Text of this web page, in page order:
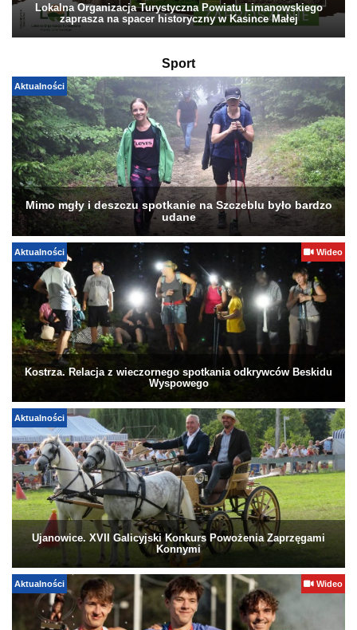
Lokalna Organizacja Turystyczna Powiatu Limanowskiego
zaprasza na spacer historyczny w Kasince Małej
Sport
Aktualności
Mimo mgły i deszczu spotkanie na Szczeblu było bardzo
udane
Aktualności Wideo
Kostrza. Relacja z wieczornego spotkania odkrywców Beskidu
Wyspowego
Aktualności
Ujanowice. XVII Galicyjski Konkurs Powożenia Zaprzęgami
Konnymi
Aktualności Wideo